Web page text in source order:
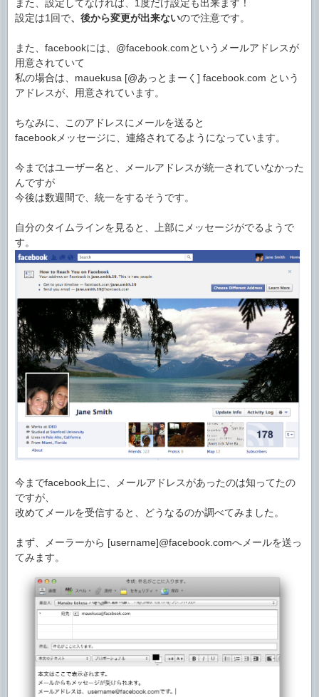
また、設定してなければ、1度だけ設定も出来ます！
設定は1回で、後から変更が出来ないので注意です。
また、facebookには、@facebook.comというメールアドレスが
用意されていて
私の場合は、mauekusa [@あっとまーく] facebook.com という
アドレスが、用意されています。
ちなみに、このアドレスにメールを送ると
facebookメッセージに、連絡されてるようになっています。
今まではユーザー名と、メールアドレスが統一されていなかった
んですが
今後は数週間で、統一をするそうです。
自分のタイムラインを見ると、上部にメッセージがでるようで
す。
今までfacebook上に、メールアドレスがあったのは知ってたの
ですが、
改めてメールを受信すると、どうなるのか調べてみました。
まず、メーラーから [username]@facebook.comへメールを送っ
てみます。